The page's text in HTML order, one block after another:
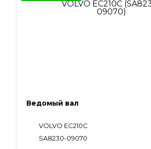
Ведомый вал
VOLVO EC210C
SA8230-09070